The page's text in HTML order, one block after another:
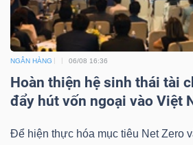
NGÂN HÀNG 06/08 16:36
Hoàn thiện hệ sinh thái tài
đẩy hút vốn ngoại vào Việt
Để hiện thực hóa mục tiêu Net Zero